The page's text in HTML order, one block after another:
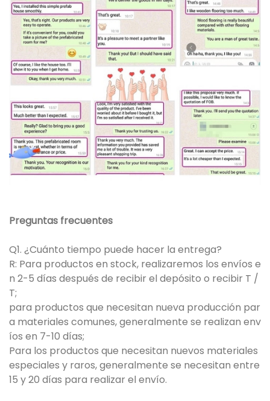
Preguntas frecuentes
Q1. ¿Cuánto tiempo puede hacer la entrega?
R: Para productos en stock, realizaremos los envíos e
n 2-5 días después de recibir el depósito o recibir T /
T;
para productos que necesitan nueva producción par
a materiales comunes, generalmente se realizan env
íos en 7-10 días;
Para los productos que necesitan nuevos materiales
especiales y raros, generalmente se necesitan entre
15 y 20 días para realizar el envío.